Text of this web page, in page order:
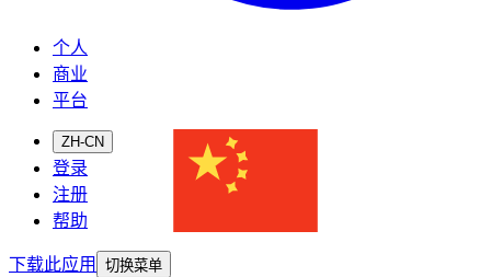
个人
商业
平台
ZH-CN
登录
注册
帮助
下载此应用
切换菜单